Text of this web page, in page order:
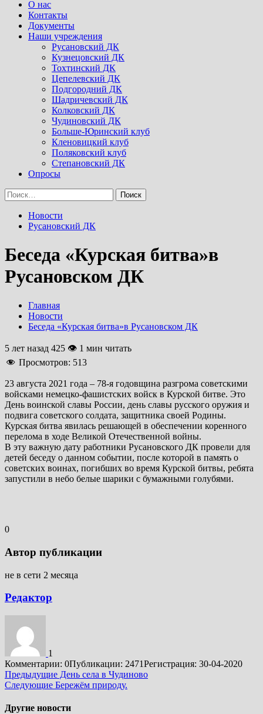
Menu
О нас
Контакты
Документы
Наши учреждения
Русановский ДК
Кузнецовский ДК
Тохтинский ДК
Цепелевский ДК
Подгородний ДК
Шадричевский ДК
Колковский ДК
Чудиновский ДК
Больше-Юринский клуб
Кленовицкий клуб
Поляковский клуб
Степановский ДК
Опросы
Найти:
Новости
Русановский ДК
Беседа «Курская битва»в
Русановском ДК
Главная
Новости
Беседа «Курская битва»в Русановском ДК
5 лет назад 425 👁 1 мин читать
Просмотров: 513
23 августа 2021 года – 78-я годовщина разгрома советскими
войсками немецко-фашистских войск в Курской битве. Это
День воинской славы России, день славы русского оружия и
подвига советского солдата, защитника своей Родины.
Курская битва явилась решающей в обеспечении коренного
перелома в ходе Великой Отечественной войны.
В эту важную дату работники Русановского ДК провели для
детей беседу о данном событии, после которой в память о
советских воинах, погибших во время Курской битвы, ребята
запустили в небо белые шарики с бумажными голубями.
0
Автор публикации
не в сети 2 месяца
Редактор
1
Комментарии: 0Публикации: 2471Регистрация: 30-04-2020
Подробнее
Предыдущие День села в Чудиново
Следующие Бережём природу.
Другие новости